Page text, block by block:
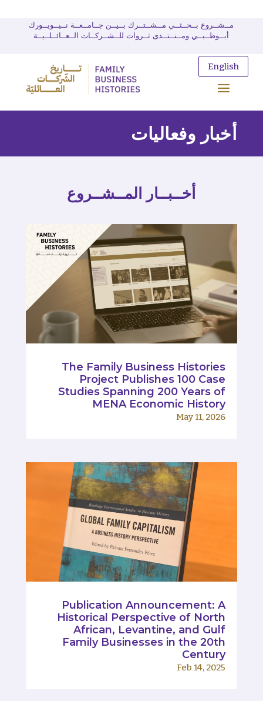
مــشــروع بــحــثــي مــشــتــرك بــيــن جــامــعــة نــيــويــورك
أبــوظــبــي ومــنــتــدى ثــروات للــشــركــات الــعــائــلــيــة
English
أخبار وفعاليات
أخــبــار المــشــروع
The Family Business Histories
Project Publishes 100 Case
Studies Spanning 200 Years of
MENA Economic History
May 11, 2026
Publication Announcement: A
Historical Perspective of North
African, Levantine, and Gulf
Family Businesses in the 20th
Century
Feb 14, 2025